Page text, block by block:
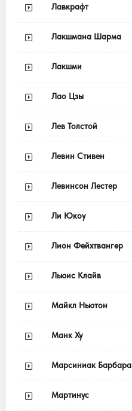
Лавкрафт
Лакшмана Шарма
Лакшми
Лао Цзы
Лев Толстой
Левин Стивен
Левинсон Лестер
Ли Юкоу
Лион Фейхтвангер
Льюис Клайв
Майкл Ньютон
Манк Ху
Марсиниак Барбара
Мартинус